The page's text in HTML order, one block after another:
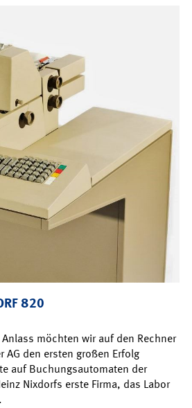
820
möchten wir auf den Rechner
AG den ersten großen Erfolg
auf Buchungsautomaten der
Nixdorfs erste Firma, das Labor